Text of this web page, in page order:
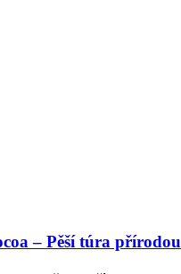
– Pěší túra přírodou